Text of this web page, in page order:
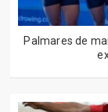
Palmares de